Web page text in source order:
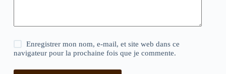
Enregistrer mon nom, e-mail, et site web dans ce
navigateur pour la prochaine fois que je commente.